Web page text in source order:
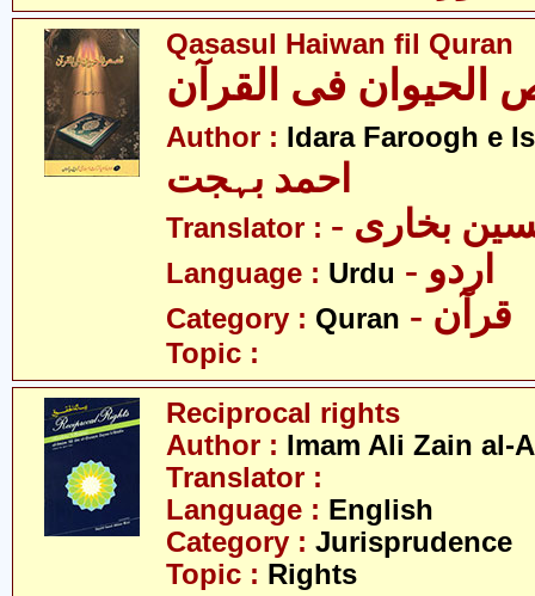
Qasasul Haiwan fil Quran
فی القرآن
Author : Idara Faroogh e
احمد بہجت
Translator : بخاری
Language : Urdu - اردو
Category : Quran - قرآن
Topic :
Reciprocal rights
Author : Imam Ali Zain al-
Translator :
Language : English
Category : Jurisprudence
Topic : Rights